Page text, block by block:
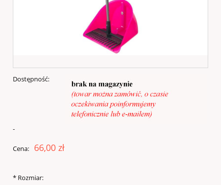
Dostępność:
-
Cena: 66,00 zł
* Rozmiar: